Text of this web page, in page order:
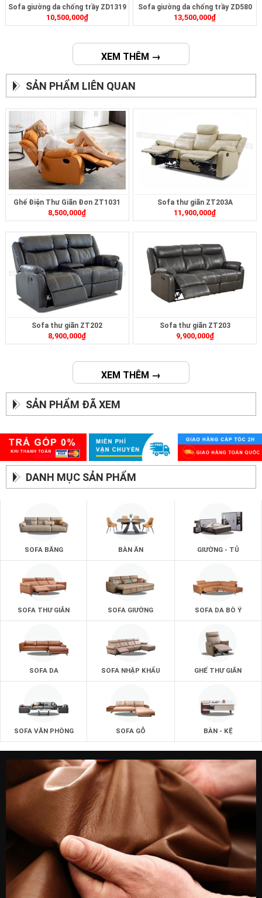
Sofa giường da chống trầy ZD1319
10,500,000₫
Sofa giường da chống trầy ZD580
13,500,000₫
XEM THÊM →
SẢN PHẨM LIÊN QUAN
Ghế Điện Thư Giãn Đơn ZT1031
8,500,000₫
Sofa thư giãn ZT203A
11,900,000₫
Sofa thư giãn ZT202
8,900,000₫
Sofa thư giãn ZT203
9,900,000₫
XEM THÊM →
SẢN PHẨM ĐÃ XEM
DANH MỤC SẢN PHẨM
SOFA BĂNG BÀN ĂN GIƯỜNG - TỦ
SOFA THƯ GIÃN SOFA GIƯỜNG SOFA DA BÒ Ý
SOFA DA SOFA NHẬP KHẨU GHẾ THƯ GIÃN
SOFA VĂN PHÒNG SOFA GỖ BÀN - KỆ